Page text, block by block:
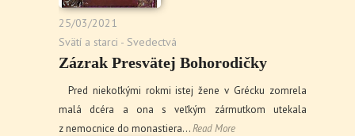
25/03/2021
Svätí a starci - Svedectvá
Zázrak Presvätej Bohorodičky
Pred niekoľkými rokmi istej žene v Grécku zomrela
malá dcéra a ona s veľkým zármutkom utekala
z nemocnice do monastiera…Read More